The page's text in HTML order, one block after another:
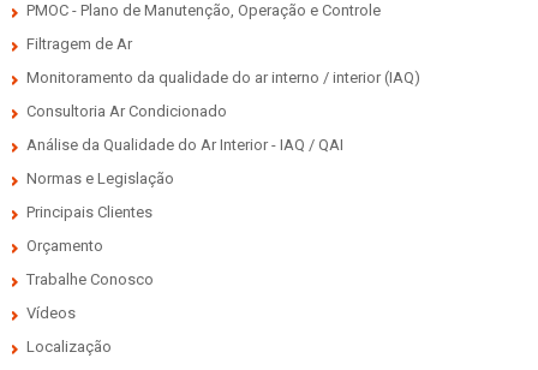
PMOC - Plano de Manutenção, Operação e Controle
Filtragem de Ar
Monitoramento da qualidade do ar interno / interior (IAQ)
Consultoria Ar Condicionado
Análise da Qualidade do Ar Interior - IAQ / QAI
Normas e Legislação
Principais Clientes
Orçamento
Trabalhe Conosco
Vídeos
Localização